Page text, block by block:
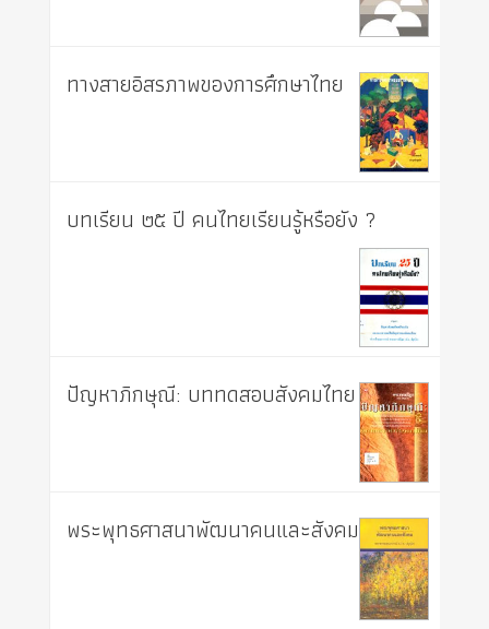
ทางสายอิสรภาพของการศึกษาไทย
บทเรียน ๒๕ ปี คนไทยเรียนรู้หรือยัง ?
ปัญหาภิกษุณี: บททดสอบสังคมไทย
พระพุทธศาสนาพัฒนาคนและสังคม